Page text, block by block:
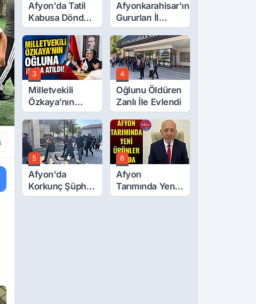
Afyon'da Tatil
Kabusa Döndü,
Acı Son!
Afyonkarahisar'ın
Gururları İl
Müdürüyle
Buluştu
3
Milletvekili
Özkaya’nın
Oğluna İftira
Atıldı
4
Oğlunu Öldüren
Zanlı İle Evlendi
5
Afyon'da
Korkunç Şüphe!
Düştü Mü,
6
Afyon
Tarımında Yeni
Ürünler Yolda